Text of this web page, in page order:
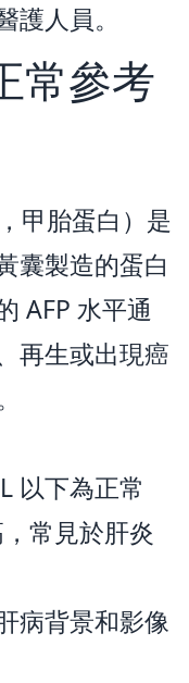
人員。
常參考
甲胎蛋白）是
囊製造的蛋白
AFP 水平通
再生或出現癌
以下為正常
常見於肝炎
病背景和影像